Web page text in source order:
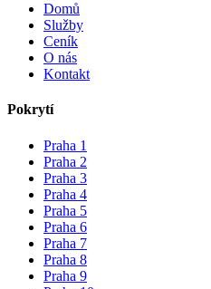
Domů
Služby
Ceník
O nás
Kontakt
Pokrytí
Praha 1
Praha 2
Praha 3
Praha 4
Praha 5
Praha 6
Praha 7
Praha 8
Praha 9